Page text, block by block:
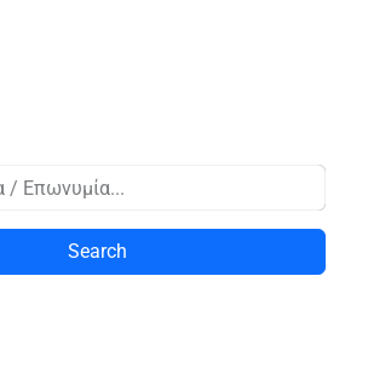
Search